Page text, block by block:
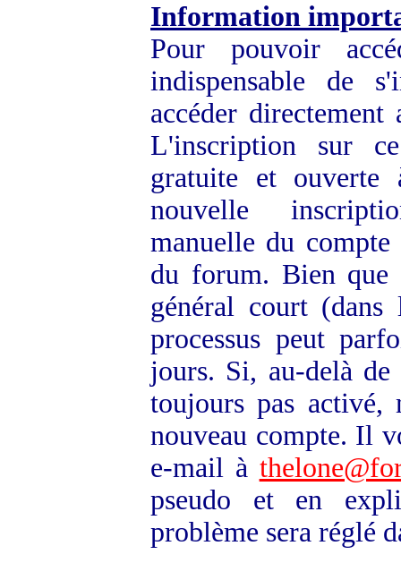
Information
Pour pouvoir
indispensable de
accéder
L'inscription sur
gratuite et ouverte
nouvelle
manuelle du
du forum. Bien
général court (dans
processus peut
jours. Si, au-delà
toujours pas
nouveau compte. Il
e-mail à
pseudo et en
problème sera réglé